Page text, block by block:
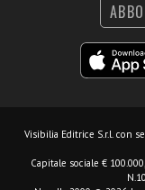
Visibilia Editrice S.r.l. con
Capitale sociale €